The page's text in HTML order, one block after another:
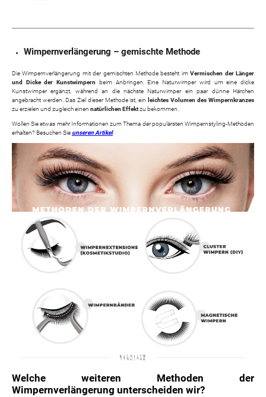
Wimpernverlängerung – gemischte Methode
Die Wimpernverlängerung mit der gemischten Methode besteht imVermischen der Länger
und Dicke der Kunstwimpern
beim Anbringen. Eine Naturwimper wird um eine dicke
Kunstwimper ergänzt, während an die nächste Naturwimper ein paar dünne Härchen
angebracht werden. Das Ziel dieser Methode ist, ein
leichtes Volumen des Wimpernkranzes
zu erzielen und zugleich einen natürlichen Effektzu bekommen.
Wollen Sie etwas mehr Informationen zum Thema der populärsten Wimpernstyling-Methoden
erhalten? Besuchen Sie unseren Artikel.
Welche weiteren Methoden der
Wimpernverlängerung unterscheiden wir?